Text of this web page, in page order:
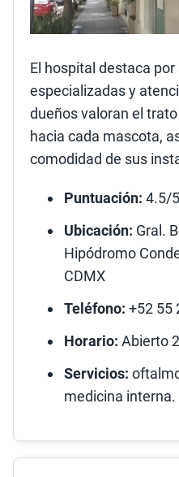
El hospital destaca
especializadas y
dueños valoran el
hacia cada mascota,
comodidad de sus
Puntuación: 4.5/
Ubicación: Gral.
Hipódromo
CDMX
Teléfono: +52 55
Horario: Abierto
Servicios:
medicina interna.